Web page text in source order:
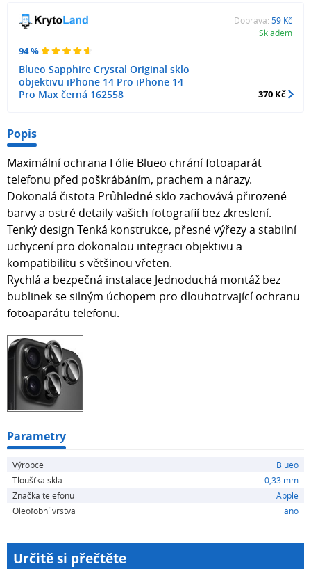
94 %
Blueo Sapphire Crystal Original sklo
objektivu iPhone 14 Pro iPhone 14
Pro Max černá 162558
Doprava: 59 Kč
Skladem
370 Kč
Popis
Maximální ochrana Fólie Blueo chrání fotoaparát
telefonu před poškrábáním, prachem a nárazy.
Dokonalá čistota Průhledné sklo zachovává přirozené
barvy a ostré detaily vašich fotografií bez zkreslení.
Tenký design Tenká konstrukce, přesné výřezy a stabilní
uchycení pro dokonalou integraci objektivu a
kompatibilitu s většinou vřeten.
Rychlá a bezpečná instalace Jednoduchá montáž bez
bublinek se silným úchopem pro dlouhotrvající ochranu
fotoaparátu telefonu.
Parametry
Výrobce
Blueo
Tloušťka skla
0,33 mm
Značka telefonu
Apple
Oleofobní vrstva
ano
Určitě si přečtěte